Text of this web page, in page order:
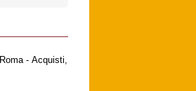
- Acquisti,